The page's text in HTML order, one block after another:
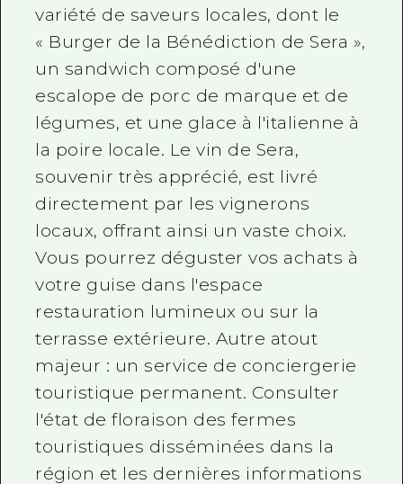
variété de saveurs locales, dont le
« Burger de la Bénédiction de Sera »,
un sandwich composé d'une
escalope de porc de marque et de
légumes, et une glace à l'italienne à
la poire locale. Le vin de Sera,
souvenir très apprécié, est livré
directement par les vignerons
locaux, offrant ainsi un vaste choix.
Vous pourrez déguster vos achats à
votre guise dans l'espace
restauration lumineux ou sur la
terrasse extérieure. Autre atout
majeur : un service de conciergerie
touristique permanent. Consulter
l'état de floraison des fermes
touristiques disséminées dans la
région et les dernières informations